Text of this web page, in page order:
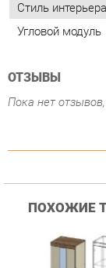
Гостиная Стиль
Атлантида-2